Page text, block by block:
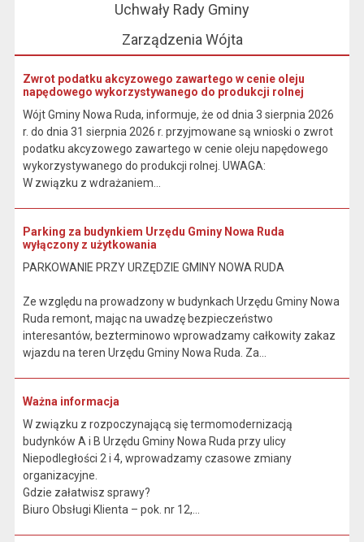
Uchwały Rady Gminy
Zarządzenia Wójta
Zwrot podatku akcyzowego zawartego w cenie oleju
napędowego wykorzystywanego do produkcji rolnej
Wójt Gminy Nowa Ruda, informuje, że od dnia 3 sierpnia 2026
r. do dnia 31 sierpnia 2026 r. przyjmowane są wnioski o zwrot
podatku akcyzowego zawartego w cenie oleju napędowego
wykorzystywanego do produkcji rolnej. UWAGA:
W związku z wdrażaniem...
Parking za budynkiem Urzędu Gminy Nowa Ruda
wyłączony z użytkowania
PARKOWANIE PRZY URZĘDZIE GMINY NOWA RUDA
Ze względu na prowadzony w budynkach Urzędu Gminy Nowa
Ruda remont, mając na uwadzę bezpieczeństwo
interesantów, bezterminowo wprowadzamy całkowity zakaz
wjazdu na teren Urzędu Gminy Nowa Ruda. Za...
Ważna informacja
W związku z rozpoczynającą się termomodernizacją
budynków A i B Urzędu Gminy Nowa Ruda przy ulicy
Niepodległości 2 i 4, wprowadzamy czasowe zmiany
organizacyjne.
Gdzie załatwisz sprawy?
Biuro Obsługi Klienta – pok. nr 12,...